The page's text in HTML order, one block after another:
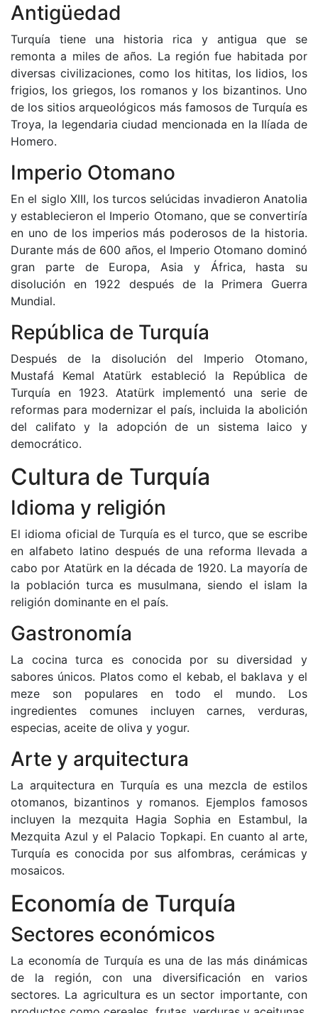
Antigüedad
Turquía tiene una historia rica y antigua que se
remonta a miles de años. La región fue habitada por
diversas civilizaciones, como los hititas, los lidios, los
frigios, los griegos, los romanos y los bizantinos. Uno
de los sitios arqueológicos más famosos de Turquía es
Troya, la legendaria ciudad mencionada en la Ilíada de
Homero.
Imperio Otomano
En el siglo XIII, los turcos selúcidas invadieron Anatolia
y establecieron el Imperio Otomano, que se convertiría
en uno de los imperios más poderosos de la historia.
Durante más de 600 años, el Imperio Otomano dominó
gran parte de Europa, Asia y África, hasta su
disolución en 1922 después de la Primera Guerra
Mundial.
República de Turquía
Después de la disolución del Imperio Otomano,
Mustafá Kemal Atatürk estableció la República de
Turquía en 1923. Atatürk implementó una serie de
reformas para modernizar el país, incluida la abolición
del califato y la adopción de un sistema laico y
democrático.
Cultura de Turquía
Idioma y religión
El idioma oficial de Turquía es el turco, que se escribe
en alfabeto latino después de una reforma llevada a
cabo por Atatürk en la década de 1920. La mayoría de
la población turca es musulmana, siendo el islam la
religión dominante en el país.
Gastronomía
La cocina turca es conocida por su diversidad y
sabores únicos. Platos como el kebab, el baklava y el
meze son populares en todo el mundo. Los
ingredientes comunes incluyen carnes, verduras,
especias, aceite de oliva y yogur.
Arte y arquitectura
La arquitectura en Turquía es una mezcla de estilos
otomanos, bizantinos y romanos. Ejemplos famosos
incluyen la mezquita Hagia Sophia en Estambul, la
Mezquita Azul y el Palacio Topkapi. En cuanto al arte,
Turquía es conocida por sus alfombras, cerámicas y
mosaicos.
Economía de Turquía
Sectores económicos
La economía de Turquía es una de las más dinámicas
de la región, con una diversificación en varios
sectores. La agricultura es un sector importante, con